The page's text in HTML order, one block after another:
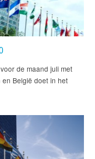
de maand juli met
België doet in het